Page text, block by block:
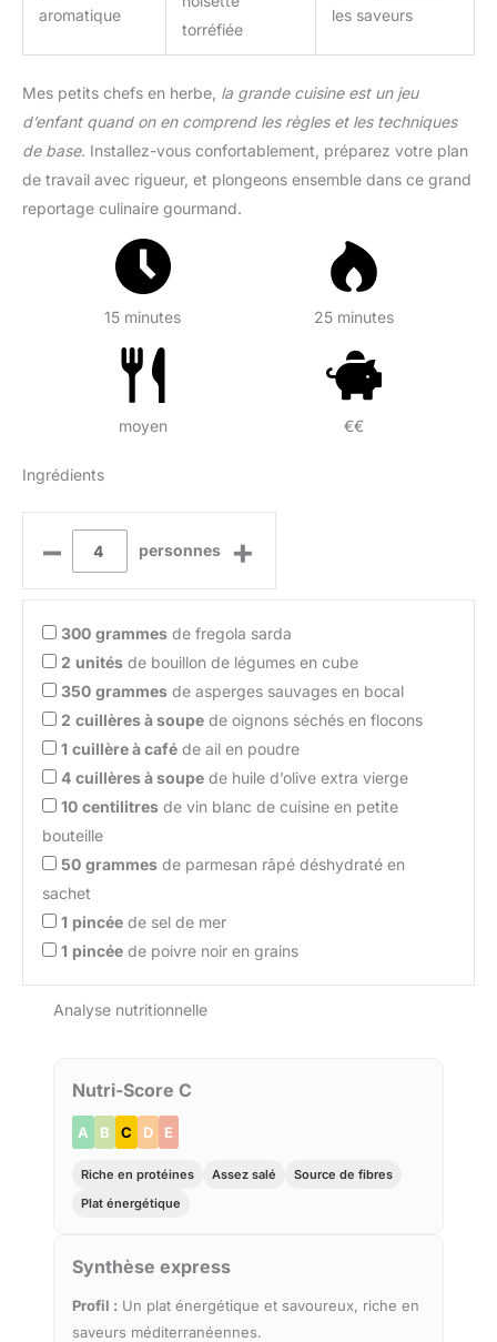
aromatique
torréfiée
les saveurs
Mes petits chefs en herbe, la grande cuisine est un jeu
d’enfant quand on en comprend les règles et les techniques
de base. Installez-vous confortablement, préparez votre plan
de travail avec rigueur, et plongeons ensemble dans ce grand
reportage culinaire gourmand.
15 minutes 25 minutes
moyen €€
Ingrédients
– personnes +
300 grammes de fregola sarda
2 unités de bouillon de légumes en cube
350 grammes de asperges sauvages en bocal
2 cuillères à soupe de oignons séchés en flocons
1 cuillère à café de ail en poudre
4 cuillères à soupe de huile d’olive extra vierge
10 centilitres de vin blanc de cuisine en petite
bouteille
50 grammes de parmesan râpé déshydraté en
sachet
1 pincée de sel de mer
1 pincée de poivre noir en grains
Analyse nutritionnelle
Nutri-Score C
A B C D E
Riche en protéines Assez salé
Source de fibres
Plat énergétique
Synthèse express
Profil : Un plat énergétique et savoureux, riche en
saveurs méditerranéennes.